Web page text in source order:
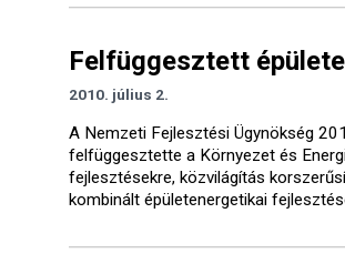
Felfüggesztett
2010. július 2.
A Nemzeti Fejlesztési Ügynökség
felfüggesztette a Környezet és
fejlesztésekre, közvilágítás
kombinált épületenergetikai